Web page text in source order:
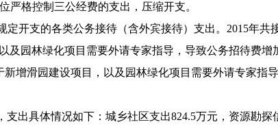
严格控制三公经费的支出，压缩开支。
开支的各类公务接待（含外宾接待）支出。2015年共
园林绿化项目需要外请专家指导，导致公务招待费增
增滑园建设项目，以及园林绿化项目需要外请专家指
出具体情况如下：城乡社区支出824.5万元，资源勘探